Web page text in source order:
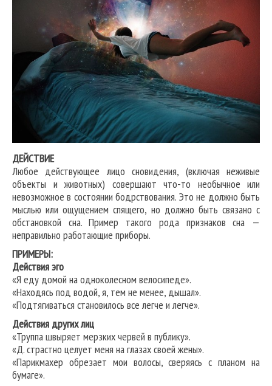
ДЕЙСТВИЕ
Любое действующее лицо сновидения, (включая неживые
объекты и животных) совершают что-то необычное или
невозможное в состоянии бодрствования. Это не должно быть
мыслью или ощущением спящего, но должно быть связано с
обстановкой сна. Пример такого рода признаков сна —
неправильно работающие приборы.
ПРИМЕРЫ:
Действия эго
«Я еду домой на одноколесном велосипеде».
«Находясь под водой, я, тем не менее, дышал».
«Подтягиваться становилось все легче и легче».
Действия других лиц
«Труппа швыряет мерзких червей в публику».
«Д. страстно целует меня на глазах своей жены».
«Парикмахер обрезает мои волосы, сверяясь с планом на
бумаге».